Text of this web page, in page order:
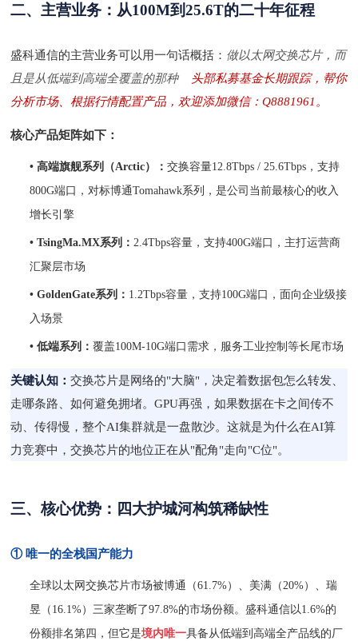
二、主营业务：从100M到25.6T的二十年征程
盛科通信的主营业务可以用一句话概括： 做以太网交换芯片，而
且是从低端到高端全覆盖的那种 头部私募基金长期跟踪，帮你
分析市场、根据行情配置产品，欢迎添加微信：Q8881961。
核心产品矩阵如下：
• 高端旗舰系列（Arctic）：交换容量12.8Tbps / 25.6Tbps，支持
800G端口，对标博通Tomahawk系列，是公司当前最核心的收入
增长引擎
• TsingMa.MX系列：2.4Tbps容量，支持400G端口，主打运营商
汇聚层市场
• GoldenGate系列： 1.2Tbps容量，支持100G端口，面向企业级接
入场景
• 低端系列：覆盖100M-10G端口需求，服务工业控制等长尾市场
关键认知：交换芯片是网络的"大脑"，决定着数据包怎么转发、
走哪条路、如何避免拥堵。GPU再强，如果数据在卡之间传不
动、传得慢，整个AI集群就是一盘散沙。这就是为什么在AI算
力竞赛中，交换芯片的地位正在从"配角"走向"C位"。
三、核心优势：四大护城河构筑稀缺性
① 唯一的全栈国产能力
全球以太网交换芯片市场被博通（61.7%）、美满（20%）、瑞
昱（16.1%）三家垄断了97.8%的市场份额。盛科通信以1.6%的
份额排名第四，但它是境内唯一具备从低端到高端全产品线的厂